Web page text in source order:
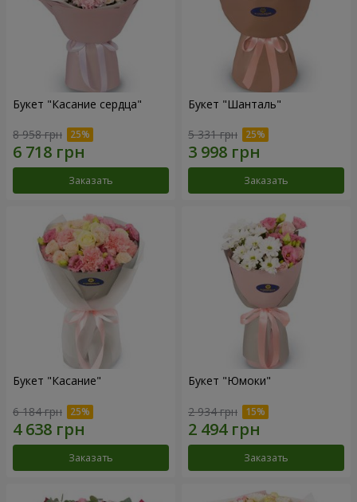
Букет "Касание сердца"
8 958 грн
Заказать
Букет "Шанталь"
5 331 грн
Заказать
Букет "Касание"
6 184 грн
Заказать
Букет "Юмоки"
2 934 грн
Заказать